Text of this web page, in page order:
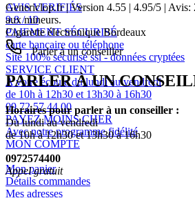
AVIS VERIFIÉS
9.8 / 10
PAIEMENT SÉCURISÉ
carte bancaire ou téléphone
Site 100% sécurisé ssl - données cryptées
SERVICE CLIENT
A votre écoute du lundi au vendredi
de 10h à 12h30 et 13h30 à 16h30
09 72 57 44 00
PAYEZ MOINS CHER
Avec notre programme fidélité
MON COMPTE
Mon panier
Détails commandes
Mes adresses
Genericlop.fr|Version 4.55 | 4.95/5 | Avis:
aux mineurs.
Cigarette électronique Bordeaux
Parler à un conseiller
PARLER À UN
Horaires pour parler à un conseiller :
Du lundi au vendredi
de 10h à 12h30 et 13h30 à 16h30
0972574400
Appel gratuit